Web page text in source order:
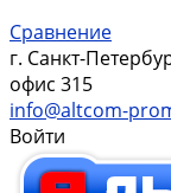
Сравнение
г. Санкт-
офис 315
info@altcom-
Войти